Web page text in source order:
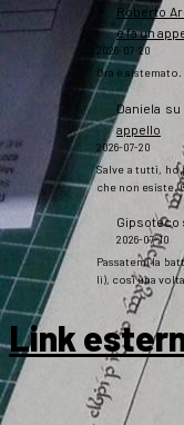
Roberto
e fa un
2026-07-20
Ora è
Daniela su
appello
2026-07-20
Salve a tutti,
che non esiste.
Gipsoteco
2026-07-10
Passatemi la
lì), così una
Link